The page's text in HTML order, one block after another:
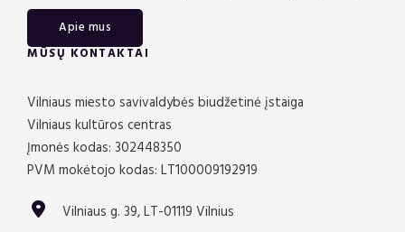
Apie mus
MŪSŲ KONTAKTAI
Vilniaus miesto savivaldybės biudžetinė įstaiga
Vilniaus kultūros centras
Įmonės kodas: 302448350
PVM mokėtojo kodas: LT100009192919
Vilniaus g. 39, LT-01119 Vilnius